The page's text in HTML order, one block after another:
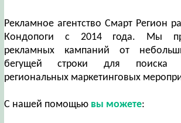
Рекламное агентство Смарт Регион
Кондопоги с 2014 года. Мы
рекламных кампаний от
бегущей строки для поиска
региональных маркетинговых
С нашей помощью вы можете: